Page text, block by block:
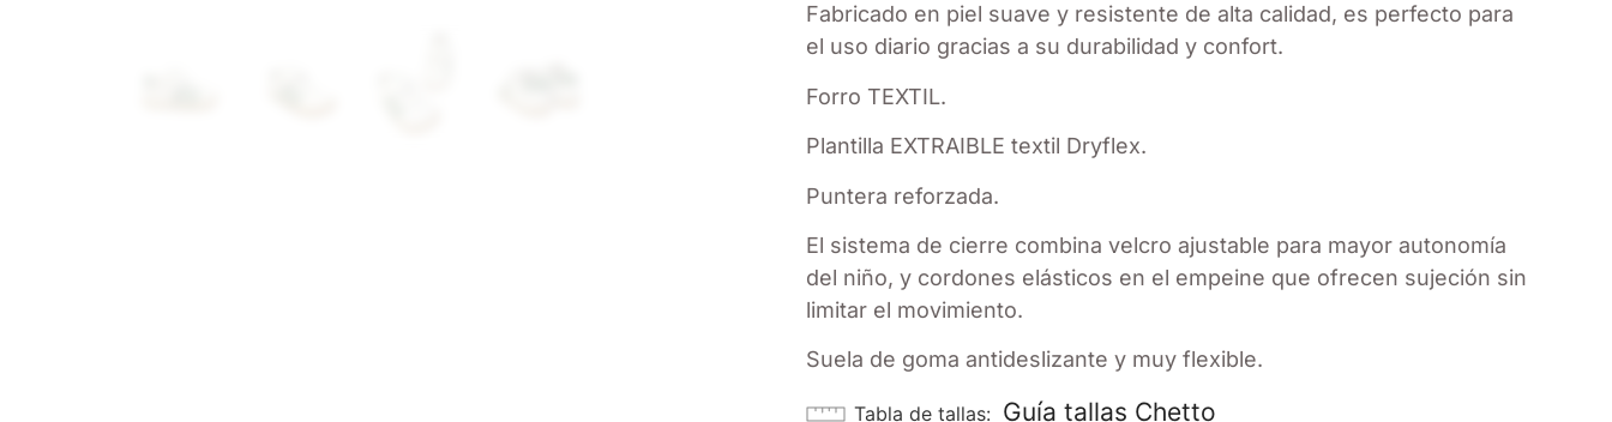
Fabricado en piel suave y resistente de alta calidad, es perfecto para
el uso diario gracias a su durabilidad y confort.
Forro TEXTIL.
Plantilla EXTRAIBLE textil Dryflex.
Puntera reforzada.
El sistema de cierre combina velcro ajustable para mayor autonomía
del niño, y cordones elásticos en el empeine que ofrecen sujeción sin
limitar el movimiento.
Suela de goma antideslizante y muy flexible.
Tabla de tallas Guía tallas Chetto